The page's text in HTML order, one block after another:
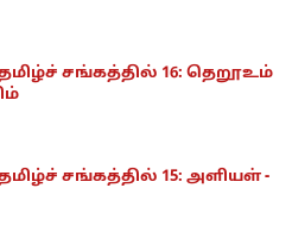
சங்கத்தில் 16: தெறூஉம்
சங்கத்தில் 15: அளியள் -